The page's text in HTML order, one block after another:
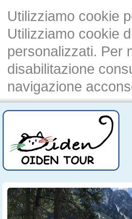
Utilizziamo cookie
Utilizziamo cookie
personalizzati. Per
disabilitazione
navigazione